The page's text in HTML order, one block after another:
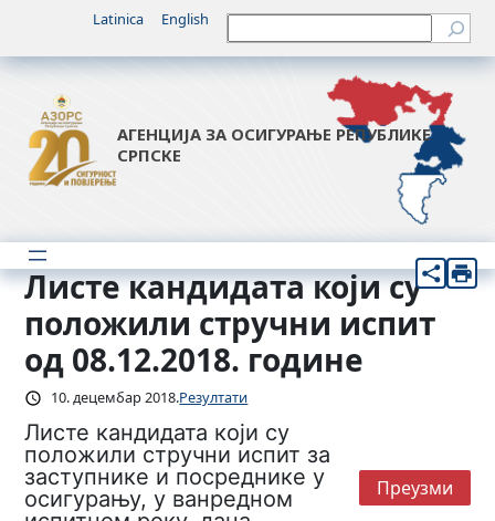
садржај
Latinica English Претрага
АГЕНЦИЈА ЗА ОСИГУРАЊЕ РЕПУБЛИКЕ
СРПСКЕ
Листе кандидата који су
положили стручни испит
од 08.12.2018. године
10. децембар 2018.Резултати
Листе кандидата који су
положили стручни испит за
заступнике и посреднике у
осигурању, у ванредном
Преузми